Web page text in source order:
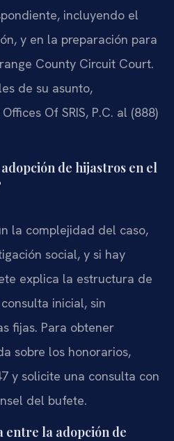
incluyendo el
y en la preparación para
County Circuit Court.
de su asunto,
Of SRIS, P.C. al (888)
de hijastros en el
la complejidad del caso,
social, y si hay
explica la estructura de
inicial, sin
fijas. Para obtener
sobre los honorarios,
y solicite una consulta con
del bufete.
entre la adopción de